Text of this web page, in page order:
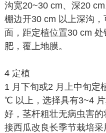
沟宽20~30 cm、深20
棚边开30 cm 以上深沟
面，距定植位置30 cm
肥，覆上地膜。
4 定植
1 月下旬或2 月上中旬定
℃ 以上，选择具有3~4
好，茎杆粗壮无病虫害
接西瓜改良长季节栽培采